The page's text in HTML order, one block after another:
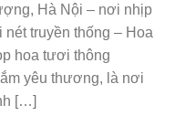
Hà Nội – nơi nhịp
truyền thống – Hoa
hoa tươi thông
yêu thương, là nơi
[…]